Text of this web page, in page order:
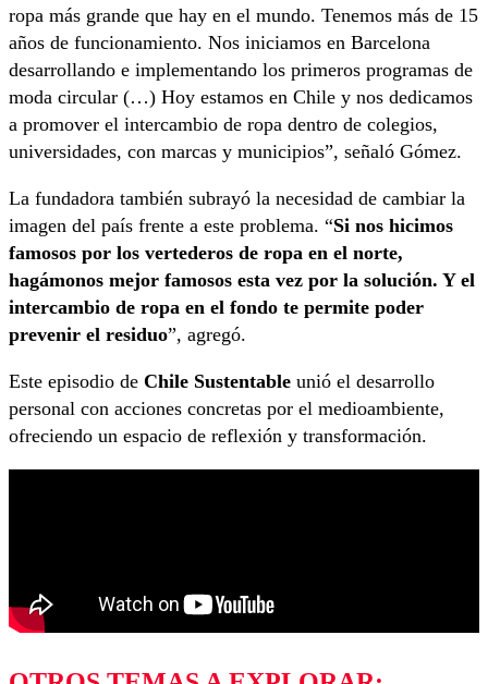
ropa más grande que hay en el mundo. Tenemos más de 15
años de funcionamiento. Nos iniciamos en Barcelona
desarrollando e implementando los primeros programas de
moda circular (…) Hoy estamos en Chile y nos dedicamos
a promover el intercambio de ropa dentro de colegios,
universidades, con marcas y municipios”, señaló Gómez.
La fundadora también subrayó la necesidad de cambiar la
imagen del país frente a este problema. “Si nos hicimos
famosos por los vertederos de ropa en el norte,
hagámonos mejor famosos esta vez por la solución. Y el
intercambio de ropa en el fondo te permite poder
prevenir el residuo”, agregó.
Este episodio de Chile Sustentable unió el desarrollo
personal con acciones concretas por el medioambiente,
ofreciendo un espacio de reflexión y transformación.